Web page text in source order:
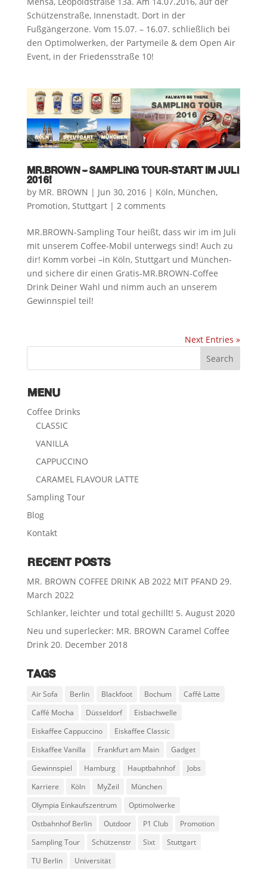
Schützenstraße, Innenstadt. Dort in der
Fußgängerzone. Vom 15.07. – 16.07. schließlich bei
den Optimolwerken, der Partymeile & dem Open Air
Event, in der Friedensstraße 10!
MR.BROWN – SAMPLING TOUR-START IM JULI
2016!
by MR. BROWN | Jun 30, 2016| Köln, München,
Promotion, Stuttgart| 2 comments
MR.BROWN-Sampling Tour heißt, dass wir im im Juli
mit unserem Coffee-Mobil unterwegs sind! Auch zu
dir! Komm vorbei –in Köln, Stuttgart und München-
und sichere dir einen Gratis-MR.BROWN-Coffee
Drink Deiner Wahl und nimm auch an unserem
Gewinnspiel teil!
Next Entries »
MENU
Coffee Drinks
CLASSIC
VANILLA
CAPPUCCINO
CARAMEL FLAVOUR LATTE
Sampling Tour
Blog
Kontakt
RECENT POSTS
MR. BROWN COFFEE DRINK AB 2022 MIT PFAND 29.
March 2022
Schlanker, leichter und total gechillt! 5. August 2020
Neu und superlecker: MR. BROWN Caramel Coffee
Drink 20. December 2018
TAGS
Air Sofa Berlin Blackfoot Bochum
Caffé Latte
Caffé Mocha
Düsseldorf
Eisbachwelle
Eiskaffee Cappuccino
Eiskaffee Classic
Eiskaffee Vanilla
Frankfurt am Main
Gadget
Gewinnspiel
Hamburg Hauptbahnhof
Jobs
Karriere
Köln MyZeil
München
Olympia Einkaufszentrum
Optimolwerke
Ostbahnhof Berlin
Outdoor P1 Club
Promotion
Sampling Tour
Schützenstr Sixt
Stuttgart
TU Berlin
Universität